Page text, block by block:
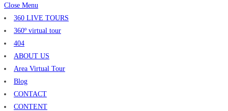
Close Menu
360 LIVE TOURS
360º virtual tour
404
ABOUT US
Area Virtual Tour
Blog
CONTACT
CONTENT